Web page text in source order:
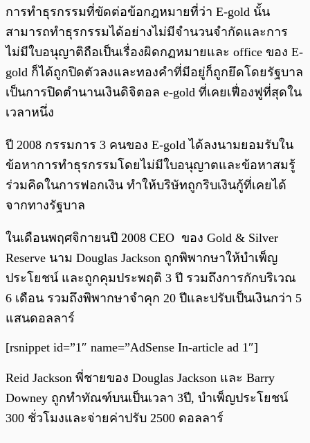
การทำธุรกรรมที่ขัดต่อข้อกฎหมายที่ว่า E-gold นั้น
สามารถทำธุรกรรมได้อย่างไม่มีจำนวนจำกัดและการ
ไม่มีใบอนุญาติถือเป็นเรื่องผิดกฏหมายและ office ของ E-
gold ก็ได้ถูกปิดตัวลงและทองคำที่มีอยู่ก็ถูกยึดโดยรัฐบาล
เป็นการปิดตำนานเงินดิจิตอล e-gold ที่เคยเฟื่องฟูที่สุดใน
เวลาหนึ่ง
ปี 2008 กรรมการ 3 คนของ E-gold ได้ลงนามยอมรับใน
ข้อหาการทำธุรกรรมโดยไม่มีใบอนุญาตและข้อหาสมรู้
ร่วมคิดในการฟอกเงิน ทำให้บริษัทถูกริบเงินกู้ที่เคยได้
จากทางรัฐบาล
ในเดือนพฤศจิกายนปี 2008 CEO ของ Gold & Silver
Reserve นาม Douglas Jackson ถูกพิพากษาให้บำเพ็ญ
ประโยชน์ และถูกคุมประพฤติ 3 ปี รวมถึงการกักบริเวณ
6 เดือน รวมถึงพิพากษาจำคุก 20 ปีและปรับเป็นเงินกว่า 5
แสนดอลลาร์
[rsnippet id=”1″ name=”AdSense In-article ad 1″]
Reid Jackson พี่ชายของ Douglas Jackson และ Barry
Downey ถูกทำทัณฑ์บนเป็นเวลา 3ปี, บำเพ็ญประโยชน์
300 ชั่วโมงและจ่ายค่าปรับ 2500 ดอลลาร์